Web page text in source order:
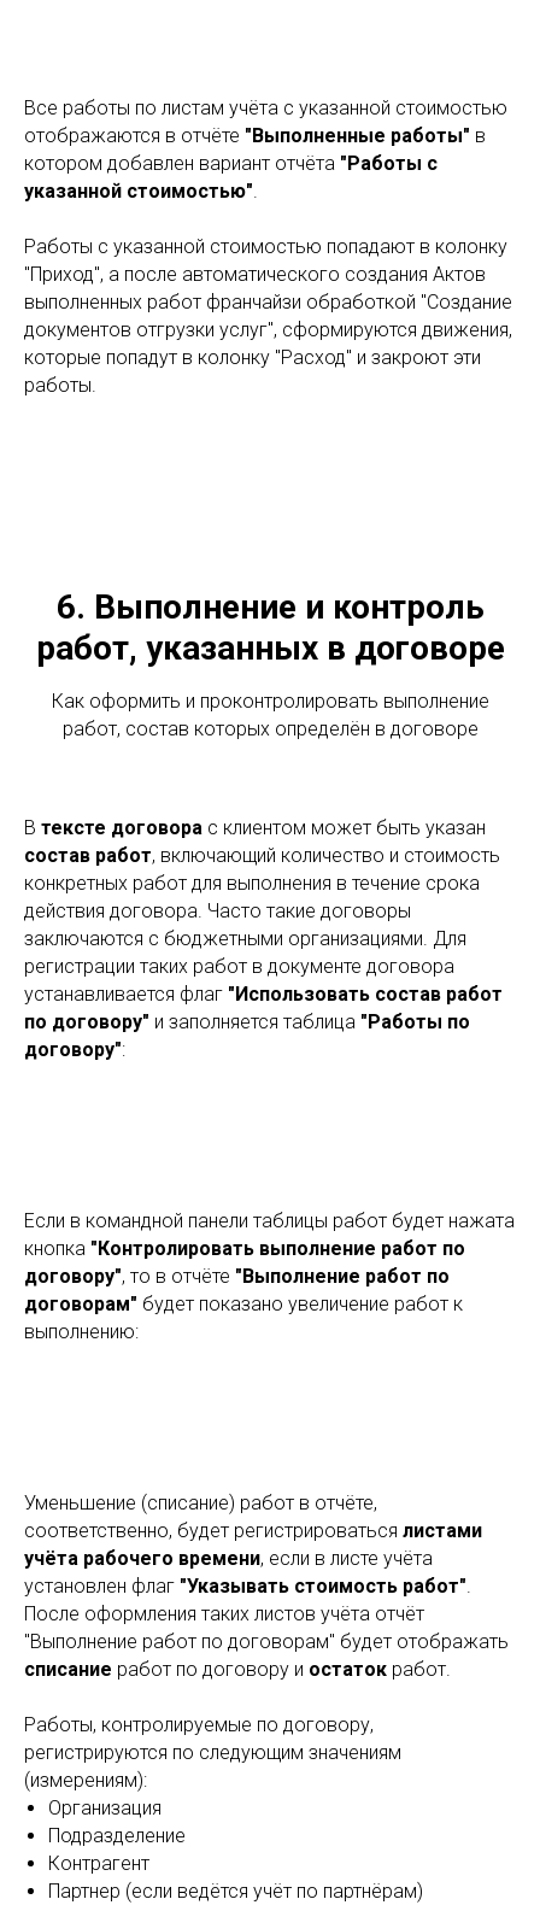
Все работы по листам учёта с указанной стоимостью
отображаются в отчёте "Выполненные работы" в
котором добавлен вариант отчёта "Работы с
указанной стоимостью".
Работы с указанной стоимостью попадают в колонку
"Приход", а после автоматического создания Актов
выполненных работ франчайзи обработкой "Создание
документов отгрузки услуг", сформируются движения,
которые попадут в колонку "Расход" и закроют эти
работы.
6. Выполнение и контроль
работ, указанных в договоре
Как оформить и проконтролировать выполнение
работ, состав которых определён в договоре
В тексте договора с клиентом может быть указан
состав работ, включающий количество и стоимость
конкретных работ для выполнения в течение срока
действия договора. Часто такие договоры
заключаются с бюджетными организациями. Для
регистрации таких работ в документе договора
устанавливается флаг "Использовать состав работ
по договору" и заполняется таблица "Работы по
договору":
Если в командной панели таблицы работ будет нажата
кнопка "Контролировать выполнение работ по
договору", то в отчёте "Выполнение работ по
договорам" будет показано увеличение работ к
выполнению:
Уменьшение (списание) работ в отчёте,
соответственно, будет регистрироваться листами
учёта рабочего времени, если в листе учёта
установлен флаг "Указывать стоимость работ".
После оформления таких листов учёта отчёт
"Выполнение работ по договорам" будет отображать
списание работ по договору и остаток работ.
Работы, контролируемые по договору,
регистрируются по следующим значениям
(измерениям):
Организация
Подразделение
Контрагент
Партнер (если ведётся учёт по партнёрам)